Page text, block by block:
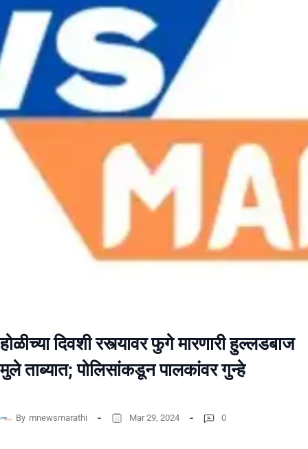
होळीच्या दिवशी रस्त्यावर फुगे मारणारी हुल्लडबाज
मुले ताब्यात; पोलिसांकडून पालकांवर गुन्हे
By mnewsmarathi Mar 29, 2024 0